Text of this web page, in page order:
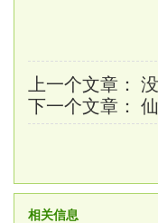
上一个文章：
下一个文章：
相关信息